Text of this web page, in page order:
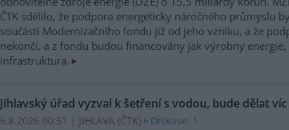
ČTK sdělilo, že podpora energeticky náročného průmyslu
součástí Modernizačního fondu již od jeho vzniku, a že
nekončí, a z fondu budou financovány jak výrobny energie,
infrastruktura.
Jihlavský úřad vyzval k šetření s vodou, bude dělat
6.8.2026 00:51 | JIHLAVA (ČTK) Diskuse: 1